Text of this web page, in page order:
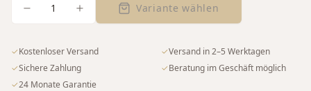
1 Variante wählen
✓Kostenloser Versand ✓Versand in 2–5 Werktagen
✓Sichere Zahlung ✓Beratung im Geschäft möglich
✓24 Monate Garantie